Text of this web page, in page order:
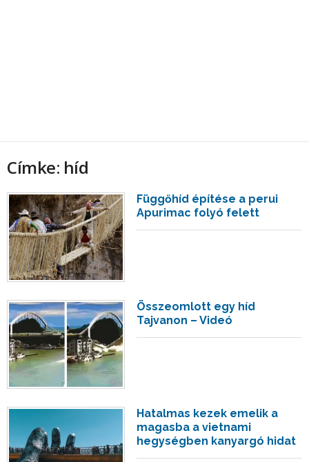
Címke: híd
Függőhíd építése a perui
Apurimac folyó felett
Összeomlott egy híd
Tajvanon – Videó
Hatalmas kezek emelik a
magasba a vietnami
hegységben kanyargó hidat